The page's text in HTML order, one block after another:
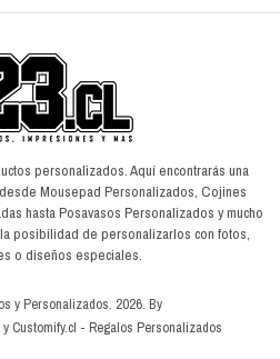
personalizados. Aquí encontrarás una
Mousepad Personalizados, Cojines
hasta Posavasos Personalizados y mucho
posibilidad de personalizarlos con fotos,
o diseños especiales.
y Personalizados. 2026. By
y Customify.cl - Regalos Personalizados